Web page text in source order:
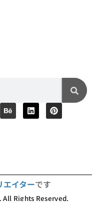
イターです
All Rights Reserved.